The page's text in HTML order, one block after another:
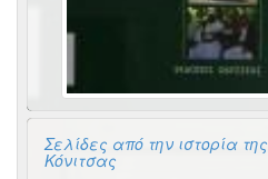
Σελίδες από την ιστορία της
Κόνιτσας